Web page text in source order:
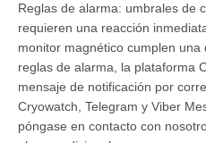
Español
Reglas de alarma: umbrales de
requieren una reacción
monitor magnético cumplen
reglas de alarma, la plataforma
mensaje de notificación por
Cryowatch, Telegram y Viber
póngase en contacto con